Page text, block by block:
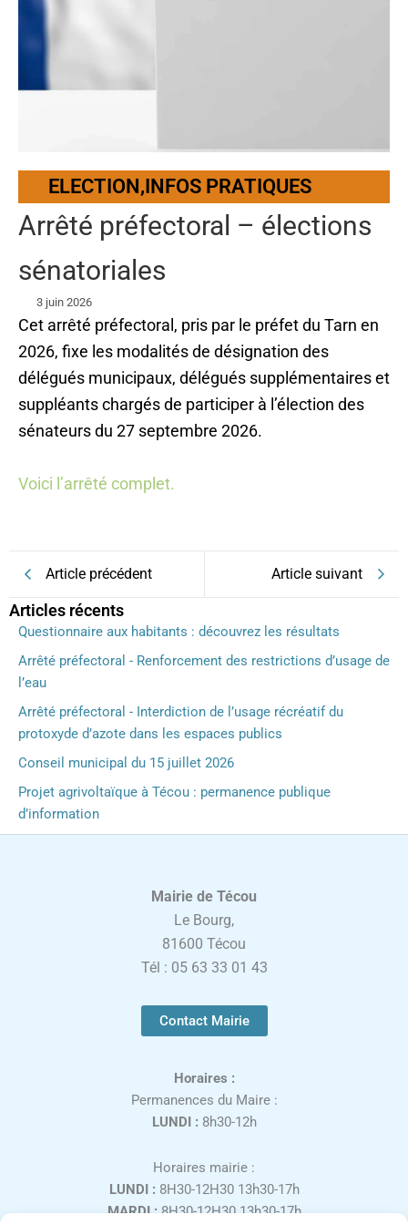
ELECTION , INFOS PRATIQUES
Arrêté préfectoral – élections
sénatoriales
3 juin 2026
Cet arrêté préfectoral, pris par le préfet du Tarn en
2026, fixe les modalités de désignation des
délégués municipaux, délégués supplémentaires et
suppléants chargés de participer à l’élection des
sénateurs du 27 septembre 2026.
Voici l’arrêté complet.
Article précédent Article suivant
Articles récents
Questionnaire aux habitants : découvrez les résultats
Arrêté préfectoral - Renforcement des restrictions d’usage de
l’eau
Arrêté préfectoral - Interdiction de l’usage récréatif du
protoxyde d’azote dans les espaces publics
Conseil municipal du 15 juillet 2026
Projet agrivoltaïque à Técou : permanence publique
d’information
Mairie de Técou
Le Bourg,
81600 Técou
Tél : 05 63 33 01 43
Contact Mairie
Horaires :
Permanences du Maire :
LUNDI : 8h30-12h
Horaires mairie :
LUNDI : 8H30-12H30 13h30-17h
MARDI :8H30-12H30 13h30-17h